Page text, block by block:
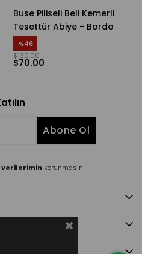
Buse Piliseli Beli Kemerli
Tesettür Abiye - Bordo
%46
$70.00
$130.00
Abone Ol
verilerimin korunmasını